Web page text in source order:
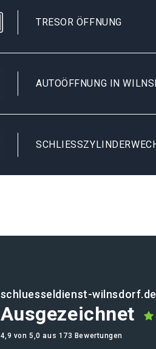
TRESOR ÖFFNUNG
AUTOÖFFNUNG IN
schluesseldienst-wilnsdorf.de
Ausgezeichnet
4,9 von 5,0 aus 173 Bewertungen